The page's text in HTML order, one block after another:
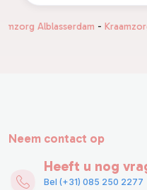
Alblasserdam-Kraamzorg
Neem contact op
Heeft u nog
Bel (+31) 085 250 2277